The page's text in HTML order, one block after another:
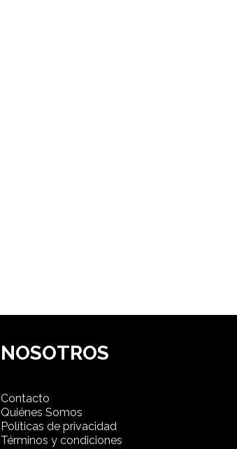
NOSOTROS
Contacto
Quiénes Somos
Políticas de privacidad
Términos y condiciones